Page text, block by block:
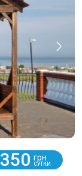
350 грн
СУТКИ